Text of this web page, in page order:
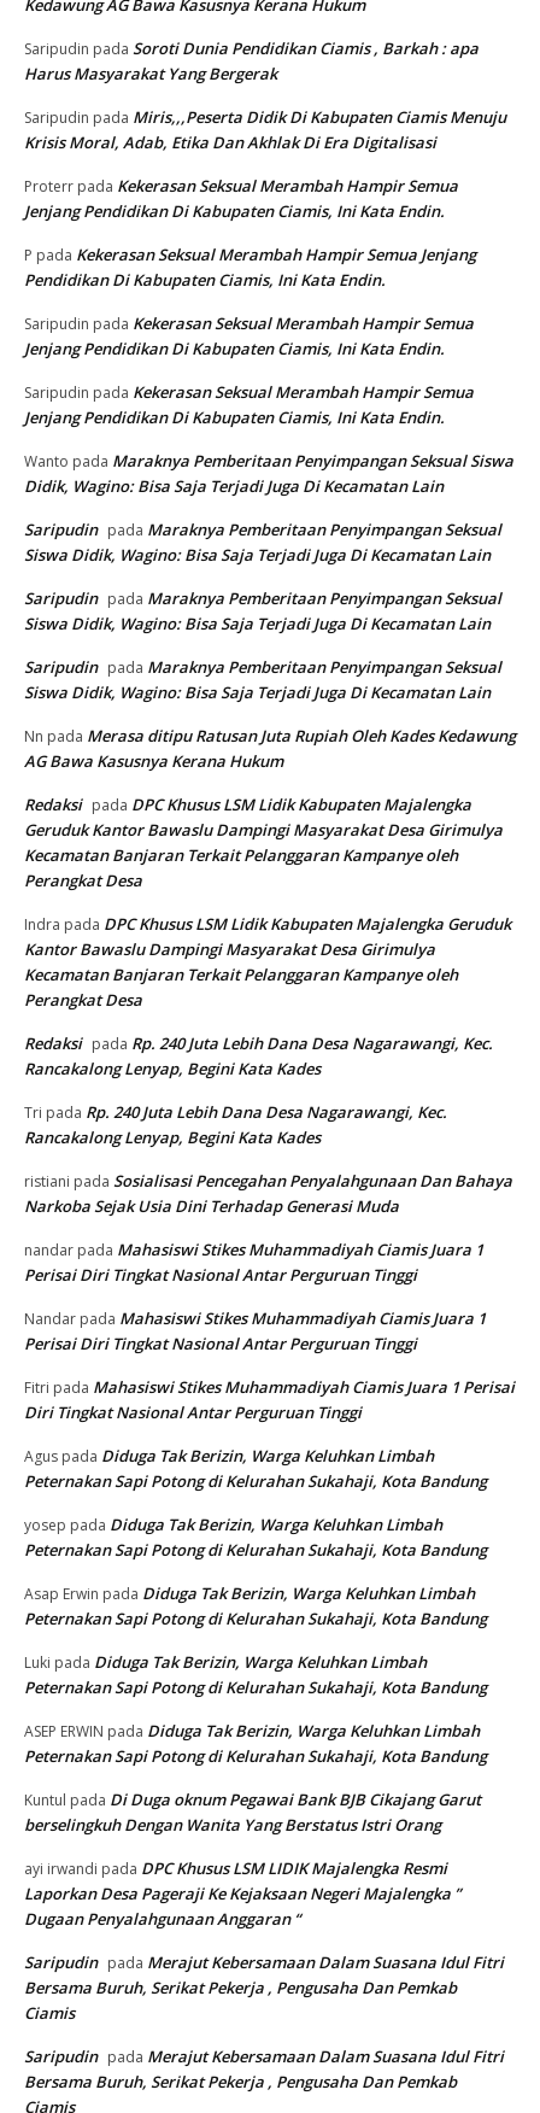
Kedawung AG Bawa Kasusnya Kerana Hukum
Saripudin pada Soroti Dunia Pendidikan Ciamis , Barkah : apa
Harus Masyarakat Yang Bergerak
Saripudin pada Miris,,,Peserta Didik Di Kabupaten Ciamis Menuju
Krisis Moral, Adab, Etika Dan Akhlak Di Era Digitalisasi
Proterr pada Kekerasan Seksual Merambah Hampir Semua
Jenjang Pendidikan Di Kabupaten Ciamis, Ini Kata Endin.
P pada Kekerasan Seksual Merambah Hampir Semua Jenjang
Pendidikan Di Kabupaten Ciamis, Ini Kata Endin.
Saripudin pada Kekerasan Seksual Merambah Hampir Semua
Jenjang Pendidikan Di Kabupaten Ciamis, Ini Kata Endin.
Saripudin pada Kekerasan Seksual Merambah Hampir Semua
Jenjang Pendidikan Di Kabupaten Ciamis, Ini Kata Endin.
Wanto pada Maraknya Pemberitaan Penyimpangan Seksual Siswa
Didik, Wagino: Bisa Saja Terjadi Juga Di Kecamatan Lain
Saripudin pada Maraknya Pemberitaan Penyimpangan Seksual
Siswa Didik, Wagino: Bisa Saja Terjadi Juga Di Kecamatan Lain
Saripudin pada Maraknya Pemberitaan Penyimpangan Seksual
Siswa Didik, Wagino: Bisa Saja Terjadi Juga Di Kecamatan Lain
Saripudin pada Maraknya Pemberitaan Penyimpangan Seksual
Siswa Didik, Wagino: Bisa Saja Terjadi Juga Di Kecamatan Lain
Nn pada Merasa ditipu Ratusan Juta Rupiah Oleh Kades Kedawung
AG Bawa Kasusnya Kerana Hukum
Redaksi pada DPC Khusus LSM Lidik Kabupaten Majalengka
Geruduk Kantor Bawaslu Dampingi Masyarakat Desa Girimulya
Kecamatan Banjaran Terkait Pelanggaran Kampanye oleh
Perangkat Desa
Indra pada DPC Khusus LSM Lidik Kabupaten Majalengka Geruduk
Kantor Bawaslu Dampingi Masyarakat Desa Girimulya
Kecamatan Banjaran Terkait Pelanggaran Kampanye oleh
Perangkat Desa
Redaksi pada Rp. 240 Juta Lebih Dana Desa Nagarawangi, Kec.
Rancakalong Lenyap, Begini Kata Kades
Tri pada Rp. 240 Juta Lebih Dana Desa Nagarawangi, Kec.
Rancakalong Lenyap, Begini Kata Kades
ristiani pada Sosialisasi Pencegahan Penyalahgunaan Dan Bahaya
Narkoba Sejak Usia Dini Terhadap Generasi Muda
nandar pada Mahasiswi Stikes Muhammadiyah Ciamis Juara 1
Perisai Diri Tingkat Nasional Antar Perguruan Tinggi
Nandar pada Mahasiswi Stikes Muhammadiyah Ciamis Juara 1
Perisai Diri Tingkat Nasional Antar Perguruan Tinggi
Fitri pada Mahasiswi Stikes Muhammadiyah Ciamis Juara 1 Perisai
Diri Tingkat Nasional Antar Perguruan Tinggi
Agus pada Diduga Tak Berizin, Warga Keluhkan Limbah
Peternakan Sapi Potong di Kelurahan Sukahaji, Kota Bandung
yosep pada Diduga Tak Berizin, Warga Keluhkan Limbah
Peternakan Sapi Potong di Kelurahan Sukahaji, Kota Bandung
Asap Erwin pada Diduga Tak Berizin, Warga Keluhkan Limbah
Peternakan Sapi Potong di Kelurahan Sukahaji, Kota Bandung
Luki pada Diduga Tak Berizin, Warga Keluhkan Limbah
Peternakan Sapi Potong di Kelurahan Sukahaji, Kota Bandung
ASEP ERWIN pada Diduga Tak Berizin, Warga Keluhkan Limbah
Peternakan Sapi Potong di Kelurahan Sukahaji, Kota Bandung
Kuntul pada Di Duga oknum Pegawai Bank BJB Cikajang Garut
berselingkuh Dengan Wanita Yang Berstatus Istri Orang
ayi irwandi pada DPC Khusus LSM LIDIK Majalengka Resmi
Laporkan Desa Pageraji Ke Kejaksaan Negeri Majalengka ”
Dugaan Penyalahgunaan Anggaran “
Saripudin pada Merajut Kebersamaan Dalam Suasana Idul Fitri
Bersama Buruh, Serikat Pekerja , Pengusaha Dan Pemkab
Ciamis
Saripudin pada Merajut Kebersamaan Dalam Suasana Idul Fitri
Bersama Buruh, Serikat Pekerja , Pengusaha Dan Pemkab
Ciamis